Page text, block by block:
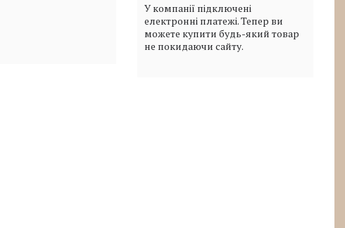
У компанії підключені
електронні платежі. Тепер ви
можете купити будь-який товар
не покидаючи сайту.